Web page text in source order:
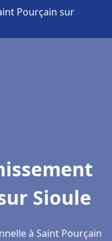
Pourçain sur
Sioule
à Saint Pourçain